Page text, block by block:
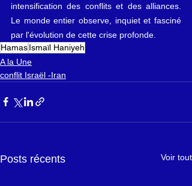
intensification des conflits et des alliances.
Le monde entier observe, inquiet et fasciné
par l'évolution de cette crise profonde.
HamasIsmaïl Haniyeh
A la Une
conflit Israël -Iran
Posts récents Voir tout